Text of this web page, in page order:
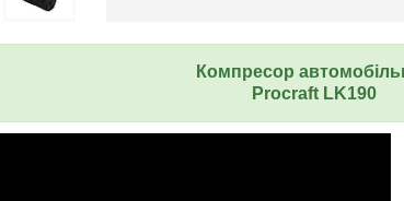
Компресор
Procraft LK190